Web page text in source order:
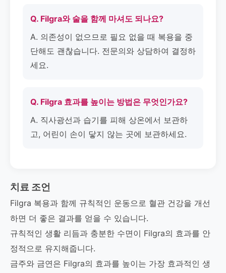
Q. Filgra와 술을 함께 마셔도 되나요?
A. 의존성이 없으므로 필요 없을 때 복용을 중
단해도 괜찮습니다. 전문의와 상담하여 결정하
세요.
Q. Filgra 효과를 높이는 방법은 무엇인가요?
A. 직사광선과 습기를 피해 상온에서 보관하
고, 어린이 손이 닿지 않는 곳에 보관하세요.
치료 조언
Filgra 복용과 함께 규칙적인 운동으로 혈관 건강을 개선
하면 더 좋은 결과를 얻을 수 있습니다.
규칙적인 생활 리듬과 충분한 수면이 Filgra의 효과를 안
정적으로 유지해줍니다.
금주와 금연은 Filgra의 효과를 높이는 가장 효과적인 생